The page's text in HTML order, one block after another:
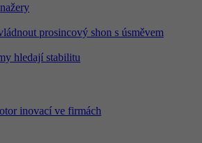
prosincový shon s úsměvem
hledají stabilitu
inovací ve firmách